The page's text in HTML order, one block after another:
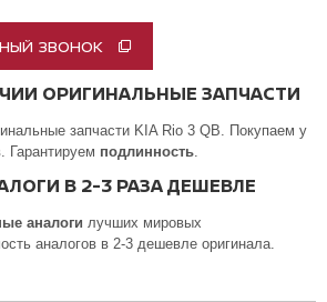
ЗВОНОК
ОРИГИНАЛЬНЫЕ ЗАПЧАСТИ
запчасти KIA Rio 3 QB. Покупаем у
Гарантируем подлинность.
В 2-3 РАЗА ДЕШЕВЛЕ
аналоги лучших мировых
аналогов в 2-3 дешевле оригинала.